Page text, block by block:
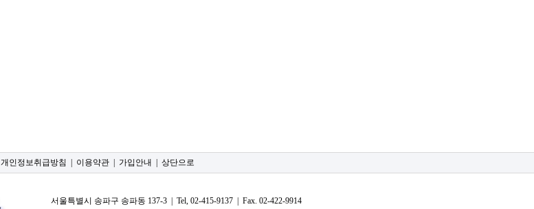
개인정보취급방침 이용약관 가입안내 상단으로
서울특별시 송파구 송파동 137-3 | Tel, 02-415-9137 | Fax. 02-422-9914